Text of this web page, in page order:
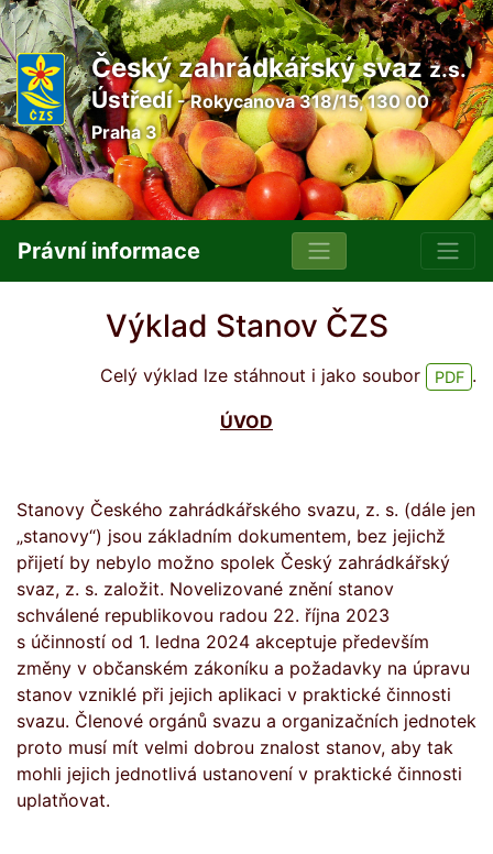
Český zahrádkářský svazz.s.
Ústředí- Rokycanova 318/15, 130 00
Praha 3
Právní informace
Výklad Stanov ČZS
Celý výklad lze stáhnout i jako soubor PDF .
ÚVOD
Stanovy Českého zahrádkářského svazu, z. s. (dále jen
„stanovy“) jsou základním dokumentem, bez jejichž
přijetí by nebylo možno spolek Český zahrádkářský
svaz, z. s. založit. Novelizované znění stanov
schválené republikovou radou 22. října 2023
s účinností od 1. ledna 2024 akceptuje především
změny v občanském zákoníku a požadavky na úpravu
stanov vzniklé při jejich aplikaci v praktické činnosti
svazu. Členové orgánů svazu a organizačních jednotek
proto musí mít velmi dobrou znalost stanov, aby tak
mohli jejich jednotlivá ustanovení v praktické činnosti
uplatňovat.